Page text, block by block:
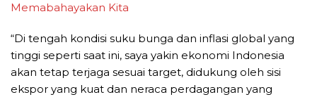
Memabahayakan Kita
“Di tengah kondisi suku bunga dan inflasi global yang
tinggi seperti saat ini, saya yakin ekonomi Indonesia
akan tetap terjaga sesuai target, didukung oleh sisi
ekspor yang kuat dan neraca perdagangan yang